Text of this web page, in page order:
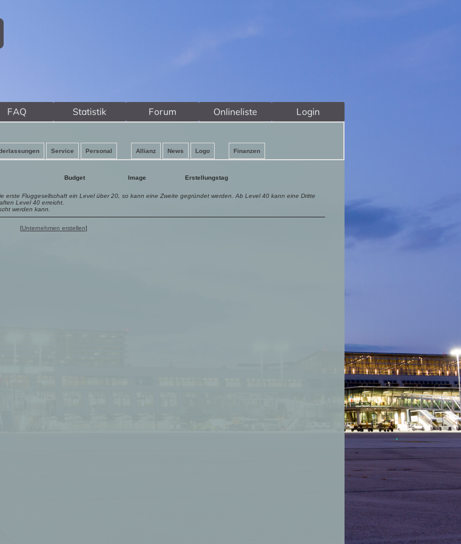
Service Personal Allianz News Logo Finanzen
Budget Image Erstellungstag
erste Fluggesellschaft ein Level über 20, so kann eine Zweite gegründet werden. Ab Level 40 kann eine Dritte
Level 40 erreicht.
werden kann.
[Unternehmen erstellen]